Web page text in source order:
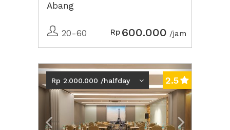
Abang
20-60 Rp 600.000 /jam
Previous Next2
Rp 2.000.000 /halfday 2.5